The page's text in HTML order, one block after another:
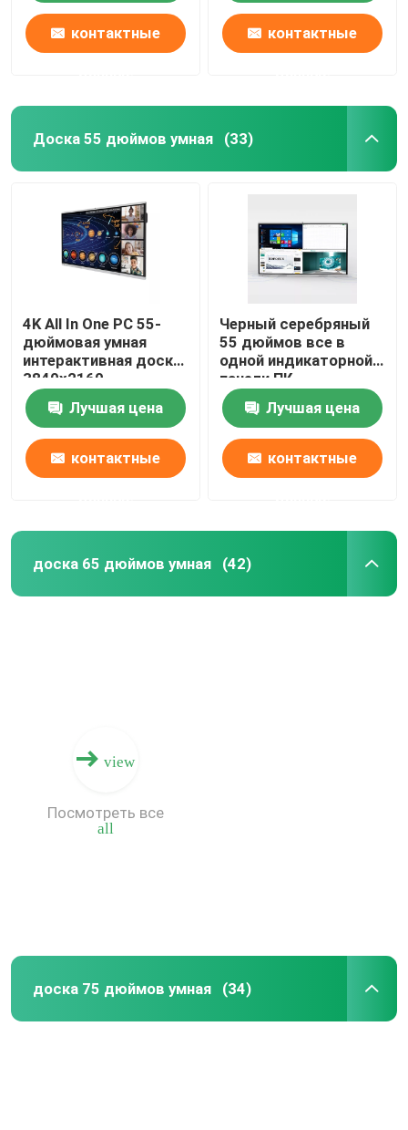
Дом
Проверка качества
контактные контактные
Доска 55 дюймов умная (33)
4K All In One PC 55-
дюймовая умная
интерактивная доска
3840x2160
Лучшая цена
контактные
Черный серебряный
55 дюймов все в
одной индикаторной
панели ПК
взаимодействующей
для образования
Лучшая цена
контактные
доска 65 дюймов умная (42)
view
all
Посмотреть все
доска 75 дюймов умная (34)